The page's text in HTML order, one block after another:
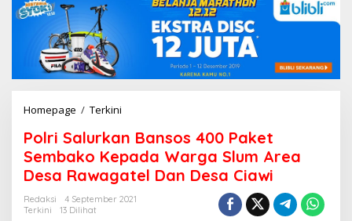
Homepage / Terkini
l
r
i
S
a
Polri Salurkan Bansos 400 Paket
Sembako Kepada Warga Slum Area
Desa Rawagatel Dan Desa Ciawi
Redaksi
4 September 2021
Terkini
13 Dilihat